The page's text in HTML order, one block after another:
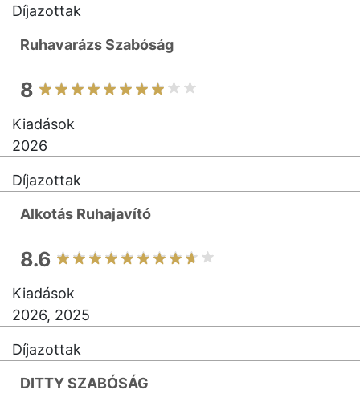
Díjazottak
Ruhavarázs Szabóság
8
Kiadások
2026
Díjazottak
Alkotás Ruhajavító
8.6
Kiadások
2026, 2025
Díjazottak
DITTY SZABÓSÁG